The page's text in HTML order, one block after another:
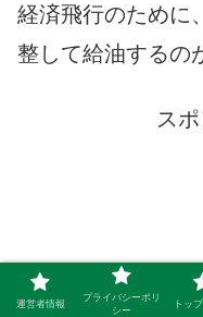
経済飛行のために
整して給油するの
ス
運営者情報
プライバシーポリ
シー
トッ